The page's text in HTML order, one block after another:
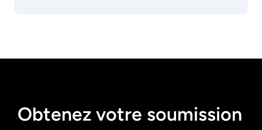
Obtenez votre soumission